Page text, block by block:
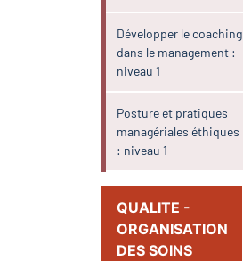
Développer le coaching
dans le management :
niveau 1
Posture et pratiques
managériales éthiques
: niveau 1
QUALITE -
ORGANISATION
DES SOINS